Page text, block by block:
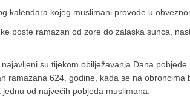
kalendara kojeg muslimani provode u
poste ramazan od zore do zalaska sunca,
najavljeni su tijekom obilježavanja Dana
ramazana 624. godine, kada se na obroncima
od najvećih pobjeda muslimana.